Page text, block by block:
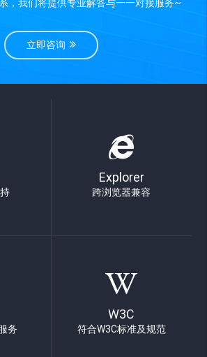
，我们将提供专业解答与一一对接服务~
立即咨询
Explorer
跨浏览器兼容
务
W3C
符合W3C标准及规范